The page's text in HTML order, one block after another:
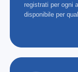
registrati per ogni
disponibile per